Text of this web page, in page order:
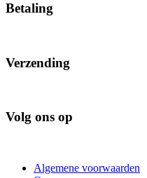
Betaling
Verzending
Volg ons op
Algemene voorwaarden